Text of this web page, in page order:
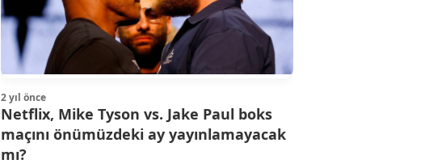
2 yıl önce
Netflix, Mike Tyson vs. Jake Paul boks
maçını önümüzdeki ay yayınlamayacak
mı?